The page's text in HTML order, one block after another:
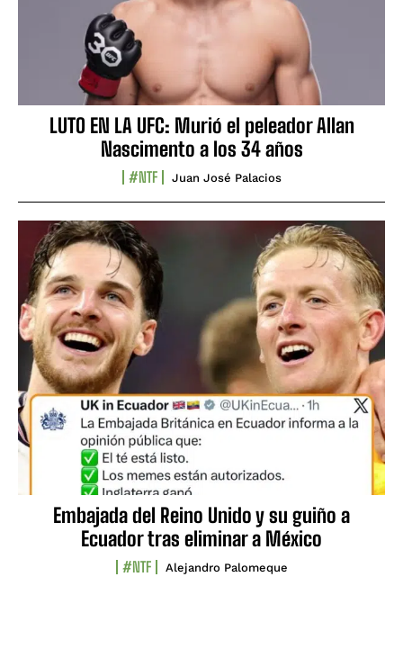
LUTO EN LA UFC: Murió el peleador Allan
Nascimento a los 34 años
#NTF Juan José Palacios
Embajada del Reino Unido y su guiño a
Ecuador tras eliminar a México
#NTF Alejandro Palomeque